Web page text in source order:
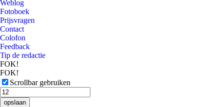
Weblog
Fotoboek
Prijsvragen
Contact
Colofon
Feedback
Tip de redactie
FOK!
FOK!
Scrollbar gebruiken
opslaan